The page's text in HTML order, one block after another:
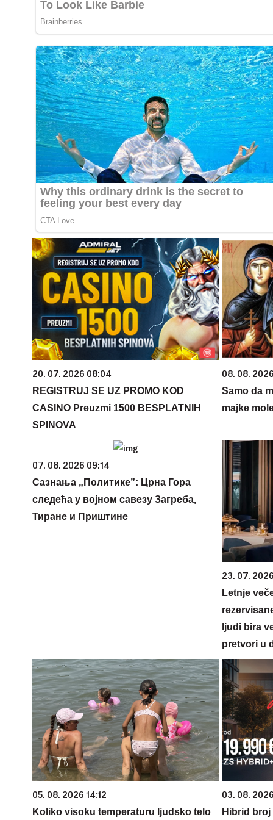
20. 07. 2026 08:04
REGISTRUJ SE UZ PROMO KOD
CASINO Preuzmi 1500 BESPLATNIH
SPINOVA
08. 08.
Samo da
majke
07. 08. 2026 09:14
Сазнања „Политике”: Црна Гора
следећа у војном савезу Загреба,
Тиране и Приштине
23. 07.
Letnje
ljudi bira
pretvori u
05. 08. 2026 14:12
Koliko visoku temperaturu ljudsko telo
03. 08.
Hibrid